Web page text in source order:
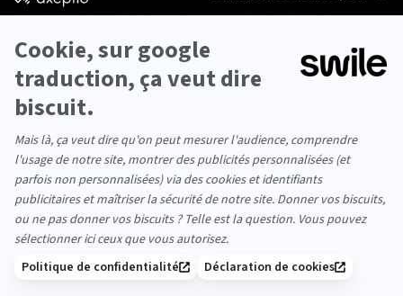
Phase 1 : Commencez par une
bonne introspection !
Avant de changer de job, reconnectez-vous à ce qui
compte vraiment pour vous. L’objectif ? Identifier vos
besoins prioritaires au travail sur ces trois items :
# Les missions
: de quoi avez-vous besoin dans le
contenu de votre travail ? S’agit-il d’avoir de la diversité
dans vos missions ? D’apprendre de nouvelles choses,
d’être sur des projets à fort impact sociétal ?
#Le management: commentsouhaitez-vous être
encadré(ou encadrer votre équipe) ? Avez-vous
besoin que l’on vous fixe des objectifs clairs et précis
? Des objectifs très ambitieux ? Ou au contraire, êtes-